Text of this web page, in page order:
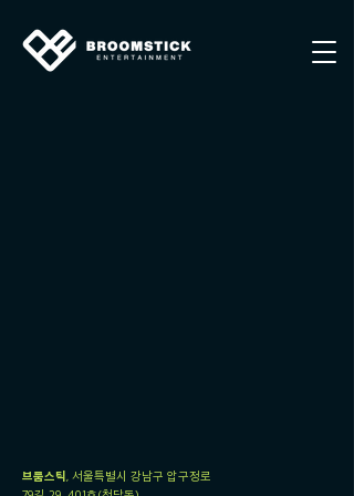
브룸스틱 , 서울특별시 강남구 압구정로